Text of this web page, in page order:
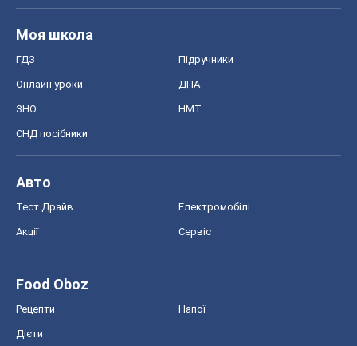
Моя школа
ГДЗ Підручники
Онлайн уроки ДПА
ЗНО НМТ
СНД посібники
Авто
Тест Драйв Електромобілі
Акції Сервіс
Food Oboz
Рецепти Напої
Дієти